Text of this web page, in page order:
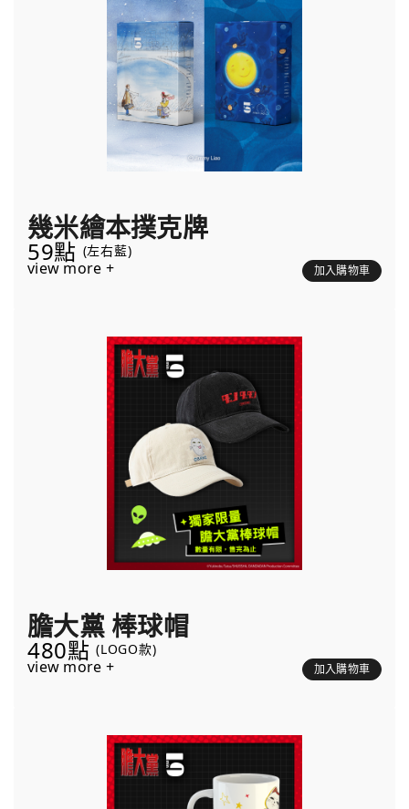
幾米繪本撲克牌
59點 (左右藍)
view more + 加入購物車
膽大黨 棒球帽
480點 (LOGO款)
view more + 加入購物車